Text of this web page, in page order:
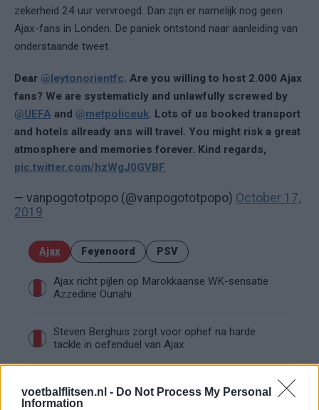
voetbalflitsen.nl - Do Not Process My Personal
Information
zekerheid 24 uur vervroegd. Dan zijn er namelijk nog geen
Ajax-fans in Londen. De paniek ontstond naar aanleiding van
onderstaande tweet.
Dear @leytonorientfc. Are you willing to host 2.000 Ajax
fans? We are systematicly and unlawfully screwed by
@UEFA and @metpoliceuk. Lots of us booked transport
and hotels allready ans will travel. You might risk a great
atmosphere and memories forever. Kind regards,
pic.twitter.com/hzWgJ0GVBF
— vanpogototpopo (@vanpogototpopo) October 17,
2019
Ajax Feyenoord PSV
Ajax richt pijlen op Marokkaanse WK-sensatie
Azzedine Ounahi
Steven Berghuis zorgt voor ophef na harde
tackle in oefenduel van Ajax
Dit houdt de transfer van Marc-André ter Stegen
naar Ajax nog tegen